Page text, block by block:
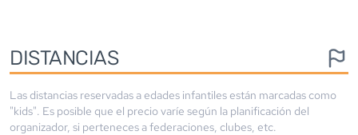
DISTANCIAS
Las distancias reservadas a edades infantiles están marcadas como
"kids". Es posible que el precio varíe según la planificación del
organizador, si perteneces a federaciones, clubes, etc.